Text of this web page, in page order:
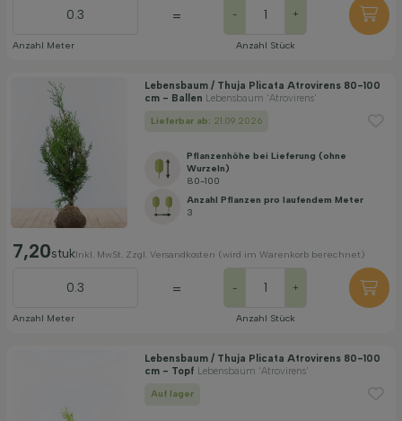
Anzahl Meter
= - +
Anzahl Stück
Lebensbaum / Thuja Plicata Atrovirens 80-100
cm - Ballen Lebensbaum 'Atrovirens'
Lieferbar ab: 21.09.2026
Pflanzenhöhe bei Lieferung (ohne
Wurzeln)
80-100
Anzahl Pflanzen pro laufendem Meter
3
7,20stukInkl. MwSt. Zzgl. Versandkosten (wird im Warenkorb berechnet)
Anzahl Meter
= - +
Anzahl Stück
Lebensbaum / Thuja Plicata Atrovirens 80-100
cm - Topf Lebensbaum 'Atrovirens'
Auf lager